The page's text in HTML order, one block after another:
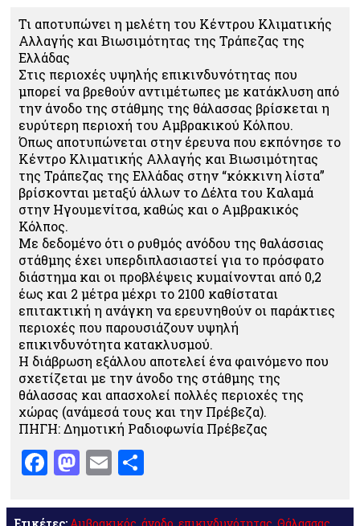
Τι αποτυπώνει η μελέτη του Κέντρου Κλιματικής
Αλλαγής και Βιωσιμότητας της Τράπεζας της
Ελλάδας
Στις περιοχές υψηλής επικινδυνότητας που
μπορεί να βρεθούν αντιμέτωπες με κατάκλυση από
την άνοδο της στάθμης της θάλασσας βρίσκεται η
ευρύτερη περιοχή του Αμβρακικού Κόλπου.
Όπως αποτυπώνεται στην έρευνα που εκπόνησε το
Κέντρο Κλιματικής Αλλαγής και Βιωσιμότητας
της Τράπεζας της Ελλάδας στην “κόκκινη λίστα”
βρίσκονται μεταξύ άλλων το Δέλτα του Καλαμά
στην Ηγουμενίτσα, καθώς και ο Αμβρακικός
Κόλπος.
Με δεδομένο ότι ο ρυθμός ανόδου της θαλάσσιας
στάθμης έχει υπερδιπλασιαστεί για το πρόσφατο
διάστημα και οι προβλέψεις κυμαίνονται από 0,2
έως και 2 μέτρα μέχρι το 2100 καθίσταται
επιτακτική η ανάγκη να ερευνηθούν οι παράκτιες
περιοχές που παρουσιάζουν υψηλή
επικινδυνότητα κατακλυσμού.
Η διάβρωση εξάλλου αποτελεί ένα φαινόμενο που
σχετίζεται με την άνοδο της στάθμης της
θάλασσας και απασχολεί πολλές περιοχές της
χώρας (ανάμεσά τους και την Πρέβεζα).
ΠΗΓΗ: Δημοτική Ραδιοφωνία Πρέβεζας
Facebook
Mastodon
Email